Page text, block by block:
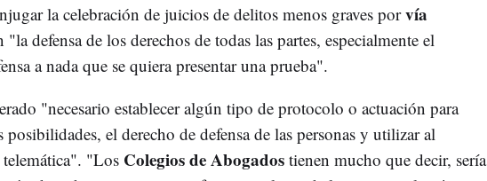
la celebración de juicios de delitos menos graves porvía
"la defensa de los derechos de todas las partes, especialmente el
a nada que se quiera presentar una prueba".
"necesario establecer algún tipo de protocolo o actuación para
posibilidades, el derecho de defensa de las personas y utilizar al
"Los Colegios de Abogados tienen mucho que decir, sería